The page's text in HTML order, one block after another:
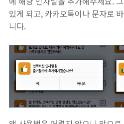
있게 되고, 카카오톡이나 문자로
니다.